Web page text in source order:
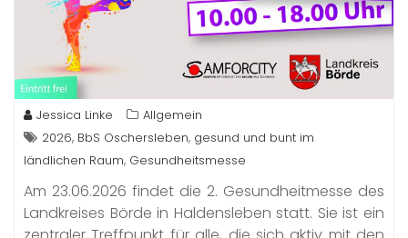
Jessica Linke
Allgemein
2026, BbS Oschersleben, gesund und bunt im
ländlichen Raum, Gesundheitsmesse
Am 23.06.2026 findet die 2. Gesundheitmesse des
Landkreises Börde in Haldensleben statt. Sie ist ein